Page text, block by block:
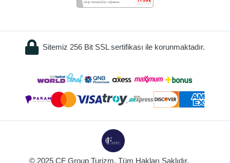
Sitemiz 256 Bit SSL sertifikası ile korunmaktadır.
© 2025 CF Group Turizm. Tüm Hakları Saklıdır.